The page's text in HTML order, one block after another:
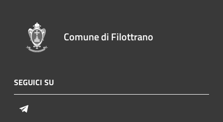
Comune di Filottrano
SEGUICI SU